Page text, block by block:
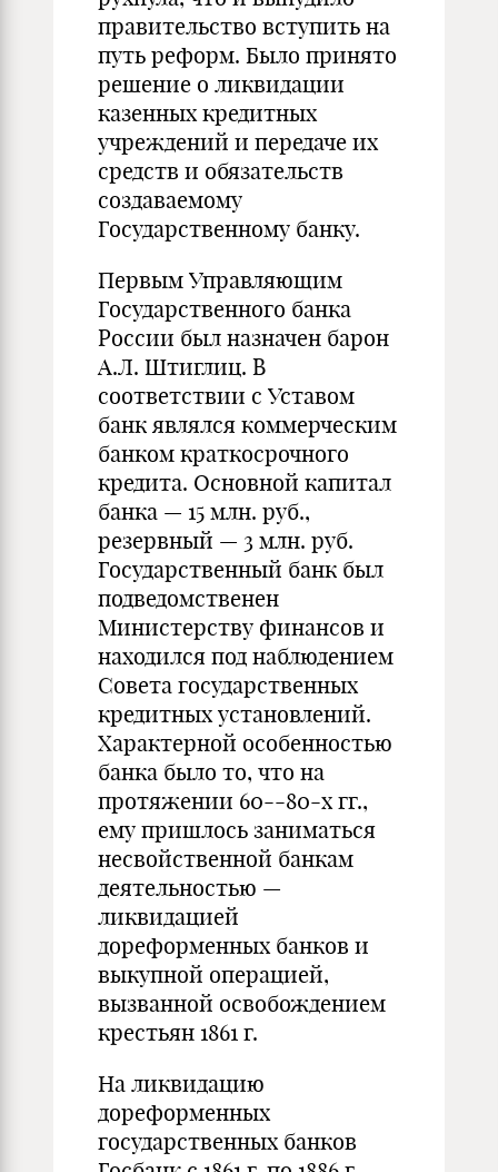
правительство вступить на
путь реформ. Было принято
решение о ликвидации
казенных кредитных
учреждений и передаче их
средств и обязательств
создаваемому
Государственному банку.
Первым Управляющим
Государственного банка
России был назначен барон
А.Л. Штиглиц. В
соответствии с Уставом
банк являлся коммерческим
банком краткосрочного
кредита. Основной капитал
банка — 15 млн. руб.,
резервный — 3 млн. руб.
Государственный банк был
подведомственен
Министерству финансов и
находился под наблюдением
Совета государственных
кредитных установлений.
Характерной особенностью
банка было то, что на
протяжении 60--80-х гг.,
ему пришлось заниматься
несвойственной банкам
деятельностью —
ликвидацией
дореформенных банков и
выкупной операцией,
вызванной освобождением
крестьян 1861 г.
На ликвидацию
дореформенных
государственных банков